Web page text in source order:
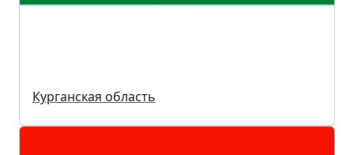
Курганская область